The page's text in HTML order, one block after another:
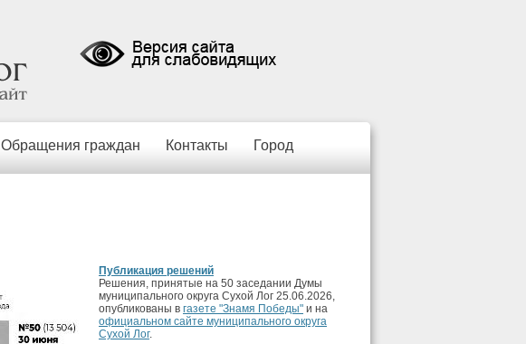
Обращения граждан Контакты Город
Публикация решений
Решения, принятые на 50 заседании Думы
муниципального округа Сухой Лог 25.06.2026,
опубликованы в газете "Знамя Победы" и на
официальном сайте муниципального округа
Сухой Лог.